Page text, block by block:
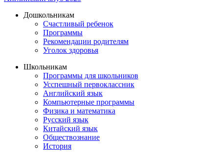
Дошкольникам
Счастливый ребенок
Программы
Рекомендации родителям
Уголок здоровья
Школьникам
Программы для школьников
Усспешный первоклассник
Английский язык
Компьютерные программы
Физика и математика
Русский язык
Китайский язык
Обществознание
История